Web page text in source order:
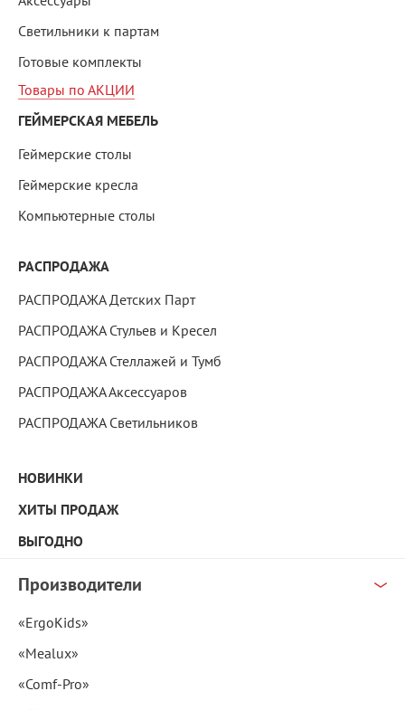
Светильники к партам
Готовые комплекты
Товары по АКЦИИ
ГЕЙМЕРСКАЯ МЕБЕЛЬ
Геймерские столы
Геймерские кресла
Компьютерные столы
РАСПРОДАЖА
РАСПРОДАЖА Детских Парт
РАСПРОДАЖА Стульев и Кресел
РАСПРОДАЖА Стеллажей и Тумб
РАСПРОДАЖА Аксессуаров
РАСПРОДАЖА Светильников
НОВИНКИ
ХИТЫ ПРОДАЖ
ВЫГОДНО
Производители
«ErgoKids»
«Mealux»
«Comf-Pro»